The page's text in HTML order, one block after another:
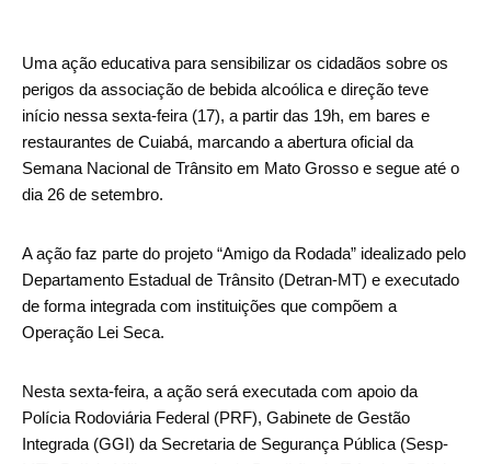
Uma ação educativa para sensibilizar os cidadãos sobre os
perigos da associação de bebida alcoólica e direção teve
início nessa sexta-feira (17), a partir das 19h, em bares e
restaurantes de Cuiabá, marcando a abertura oficial da
Semana Nacional de Trânsito em Mato Grosso e segue até o
dia 26 de setembro.
A ação faz parte do projeto “Amigo da Rodada” idealizado pelo
Departamento Estadual de Trânsito (Detran-MT) e executado
de forma integrada com instituições que compõem a
Operação Lei Seca.
Nesta sexta-feira, a ação será executada com apoio da
Polícia Rodoviária Federal (PRF), Gabinete de Gestão
Integrada (GGI) da Secretaria de Segurança Pública (Sesp-